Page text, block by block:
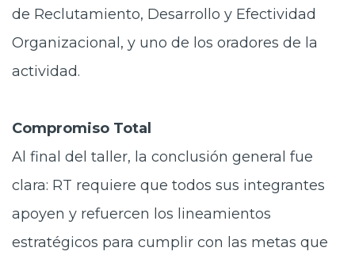
de Reclutamiento, Desarrollo y Efectividad
Organizacional, y uno de los oradores de la
actividad.
Compromiso Total
Al final del taller, la conclusión general fue
clara: RT requiere que todos sus integrantes
apoyen y refuercen los lineamientos
estratégicos para cumplir con las metas que